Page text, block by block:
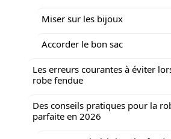
Miser sur les bijoux
Accorder le bon sac
Les erreurs courantes à éviter
robe fendue
Des conseils pratiques pour la
parfaite en 2026